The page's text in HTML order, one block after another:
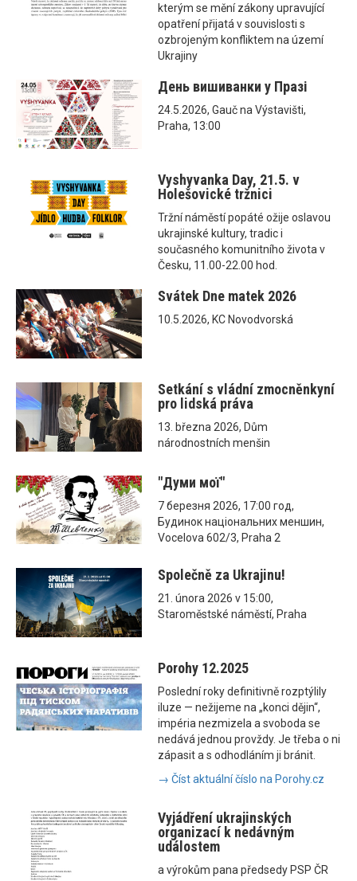
kterým se mění zákony upravující
opatření přijatá v souvislosti s
ozbrojeným konfliktem na území
Ukrajiny
День вишиванки у Празі
24.5.2026, Gauč na Výstavišti,
Praha, 13:00
Vyshyvanka Day, 21.5. v
Holešovické tržnici
Tržní náměstí popáté ožije oslavou
ukrajinské kultury, tradic i
současného komunitního života v
Česku, 11.00-22.00 hod.
Svátek Dne matek 2026
10.5.2026, KC Novodvorská
Setkání s vládní zmocněnkyní
pro lidská práva
13. března 2026, Dům
národnostních menšin
"Думи мої"
7 березня 2026, 17:00 год,
Будинок національних меншин,
Vocelova 602/3, Praha 2
Společně za Ukrajinu!
21. února 2026 v 15:00,
Staroměstské náměstí, Praha
Porohy 12.2025
Poslední roky definitivně rozptýlily
iluze — nežijeme na „konci dějin“,
impéria nezmizela a svoboda se
nedává jednou provždy. Je třeba o ni
zápasit a s odhodláním ji bránit.
→ Číst aktuální číslo na Porohy.cz
Vyjádření ukrajinských
organizací k nedávným
událostem
a výrokům pana předsedy PSP ČR